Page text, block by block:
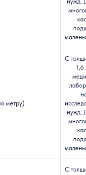
метру)
С
1,6
нужд.
С